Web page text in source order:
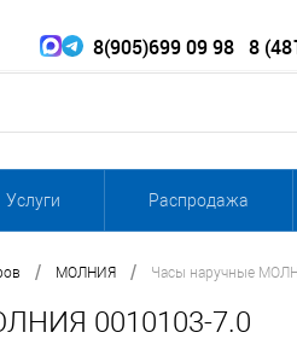
8(905)699 09 98 8
Услуги Распродажа
/ МОЛНИЯ / Часы наручные
0010103-7.0